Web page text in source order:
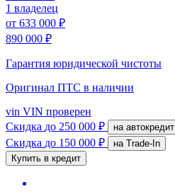
1 владелец
от 633 000 ₽
890 000 ₽
Гарантия юридической чистоты
Оригинал ПТС в наличии
vin VIN проверен
Скидка до 250 000 ₽ на автокредит
Скидка до 150 000 ₽
на Trade-In
Купить в кредит